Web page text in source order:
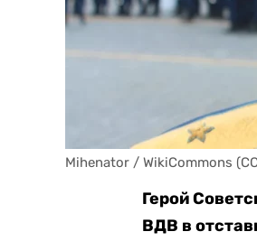
Mihenator / WikiCommons
Герой
ВДВ в